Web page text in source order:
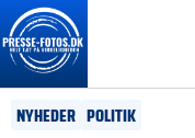
NYHEDER POLITIK